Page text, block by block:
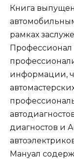
Книга
рамках
Профессионал
информации,
диагностов и
Мануал